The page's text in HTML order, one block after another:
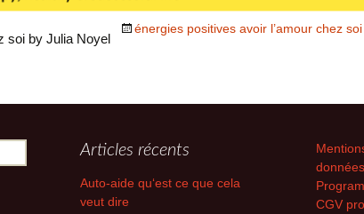
énergies positives avoir l’amour chez
soi by Julia Noyel
Articles récents
Auto-aide qu‘est ce que cela
veut dire
données
CGV